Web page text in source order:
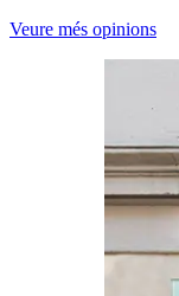
Veure més opinions